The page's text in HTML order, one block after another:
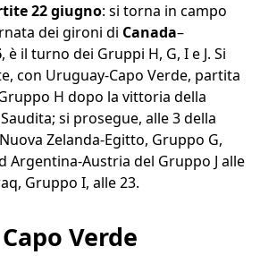
22 giugno: si torna in campo
dei gironi di Canada–
, è il turno dei Gruppi H, G, I e J. Si
con Uruguay-Capo Verde, partita
H dopo la vittoria della
si prosegue, alle 3 della
Zelanda-Egitto, Gruppo G,
Argentina-Austria del Gruppo J alle
Gruppo I, alle 23.
Verde